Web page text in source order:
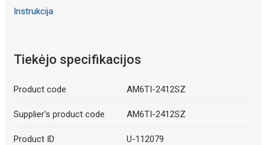
Instrukcija
Tiekėjo specifikacijos
Product code AM6TI-2412SZ
Supplier's product code AM6TI-2412SZ
Product ID U-112079